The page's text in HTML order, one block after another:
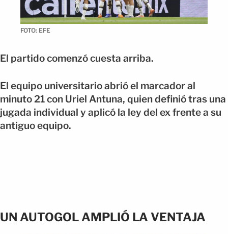
FOTO: EFE
El partido comenzó cuesta arriba.
El equipo universitario abrió el marcador al
minuto 21 con Uriel Antuna, quien definió tras una
jugada individual y aplicó la ley del ex frente a su
antiguo equipo.
UN AUTOGOL AMPLIÓ LA VENTAJA